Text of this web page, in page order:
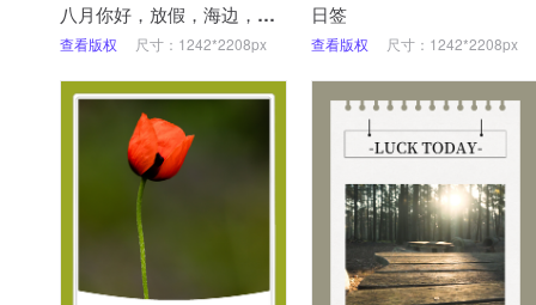
八月你好，放假，海边，日签
查看版权 尺寸：1242*2208px
日签
查看版权 尺寸：1242*2208px